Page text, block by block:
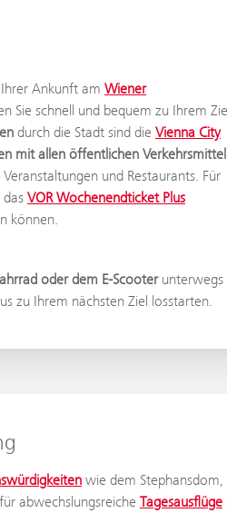
Ankunft am Wiener
Sie schnell und bequem zu Ihrem
durch die Stadt sind die Vienna City
mit allen öffentlichen
und Restaurants. Für
VOR Wochenendticket Plus
können.
oder dem E-Scooterunterwegs
zu Ihrem nächsten Ziel losstarten.
wie dem Stephansdom,
abwechslungsreiche Tagesausflüge